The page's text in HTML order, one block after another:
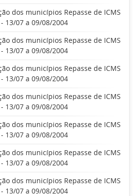
dos municípios Repasse de ICMS
- 13/07 a 09/08/2004
dos municípios Repasse de ICMS
- 13/07 a 09/08/2004
dos municípios Repasse de ICMS
- 13/07 a 09/08/2004
dos municípios Repasse de ICMS
- 13/07 a 09/08/2004
dos municípios Repasse de ICMS
- 13/07 a 09/08/2004
dos municípios Repasse de ICMS
- 13/07 a 09/08/2004
dos municípios Repasse de ICMS
- 13/07 a 09/08/2004